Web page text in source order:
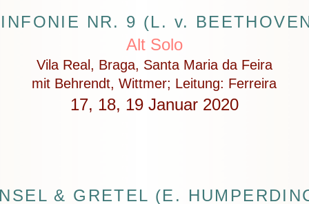
NR. 9 (L. v.
Alt Solo
Vila Real, Braga, Santa Maria da Feira
mit Behrendt, Wittmer; Leitung: Ferreira
17, 18, 19 Januar 2020
& GRETEL (E.